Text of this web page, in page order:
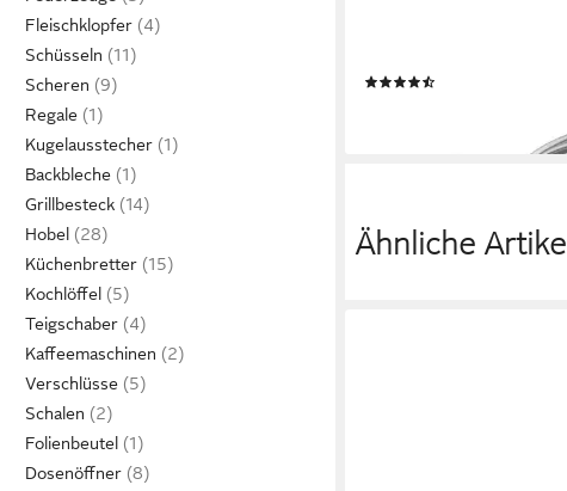
Fleischklopfer
Schüsseln
Scheren
Regale
Kugelausstecher
Backbleche
Grillbesteck
Hobel
Küchenbretter
Kochlöffel
Teigschaber
Kaffeemaschinen
Verschlüsse
Schalen
Folienbeutel
Dosenöffner
Ähnliche Artikel